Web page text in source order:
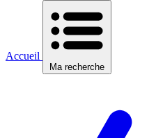
Accueil
Ma recherche